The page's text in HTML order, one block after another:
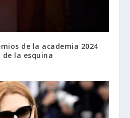
de la academia 2024
la esquina